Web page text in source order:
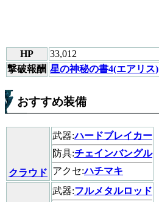
HP
33,012
撃破報酬 星の神秘の書4(エアリス)
おすすめ装備
クラウド
武器:ハードブレイカー
防具:チェインバングル
アクセ:ハチマキ
武器:フルメタルロッド